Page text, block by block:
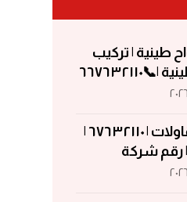
طينية | تركيب
ارضيات طينية |📞٦٦٧٦٣٢١١٠
| معلم تركيب
شركة مقاولات | ٦٧٦٣٢١١٠ |
رقم شركة
الكويت